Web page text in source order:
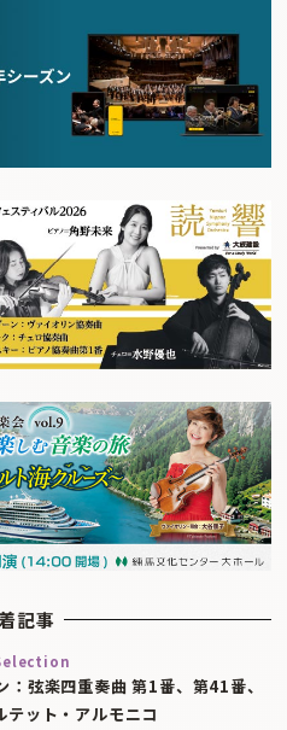
記事
：弦楽四重奏曲 第1番、第41番、
ット・アルモニコ